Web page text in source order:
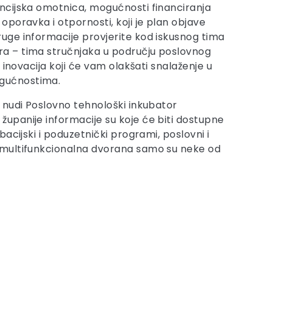
omotnica, mogućnosti financiranja
i otpornosti, koji je plan objave
informacije provjerite kod iskusnog tima
– tima stručnjaka u području poslovnog
koji će vam olakšati snalaženje u
nudi Poslovno tehnološki inkubator
informacije su koje će biti dostupne
i poduzetnički programi, poslovni i
dvorana samo su neke od